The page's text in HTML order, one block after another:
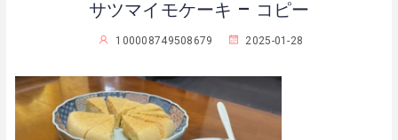
サツマイモケーキ – コピー
100008749508679 2025-01-28